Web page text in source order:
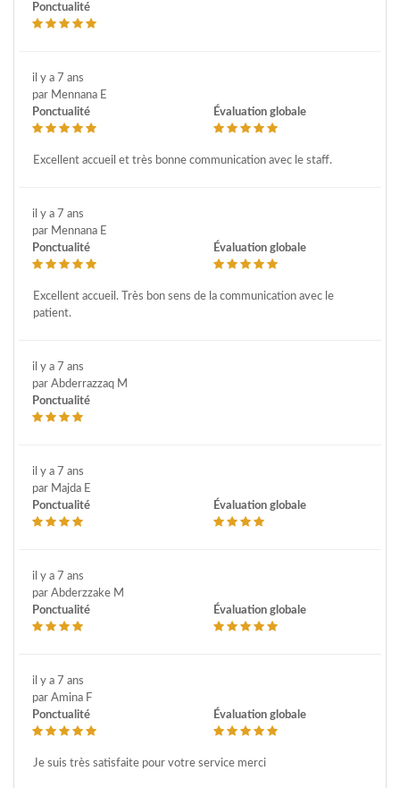
Ponctualité
il y a 7 ans
par Mennana E
Ponctualité
Évaluation globale
Excellent accueil et très bonne communication avec le staff.
il y a 7 ans
par Mennana E
Ponctualité
Évaluation globale
Excellent accueil. Très bon sens de la communication avec le
patient.
il y a 7 ans
par Abderrazzaq M
Ponctualité
il y a 7 ans
par Majda E
Ponctualité
Évaluation globale
il y a 7 ans
par Abderzzake M
Ponctualité
Évaluation globale
il y a 7 ans
par Amina F
Ponctualité
Évaluation globale
Je suis très satisfaite pour votre service merci